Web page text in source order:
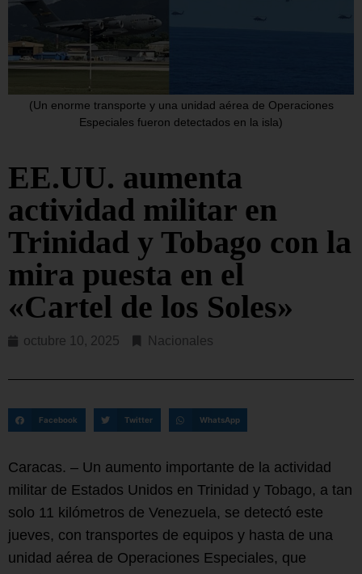
(Un enorme transporte y una unidad aérea de Operaciones
Especiales fueron detectados en la isla)
EE.UU. aumenta
actividad militar en
Trinidad y Tobago con la
mira puesta en el
«Cartel de los Soles»
octubre 10, 2025 Nacionales
Facebook Twitter WhatsApp
Caracas. – Un aumento importante de la actividad
militar de Estados Unidos en Trinidad y Tobago, a tan
solo 11 kilómetros de Venezuela, se detectó este
jueves, con transportes de equipos y hasta de una
unidad aérea de Operaciones Especiales, que